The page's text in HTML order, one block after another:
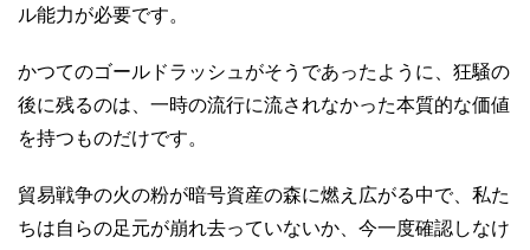
ル能力が必要です。
かつてのゴールドラッシュがそうであったように、狂騒の
後に残るのは、一時の流行に流されなかった本質的な価値
を持つものだけです。
貿易戦争の火の粉が暗号資産の森に燃え広がる中で、私た
ちは自らの足元が崩れ去っていないか、今一度確認しなけ